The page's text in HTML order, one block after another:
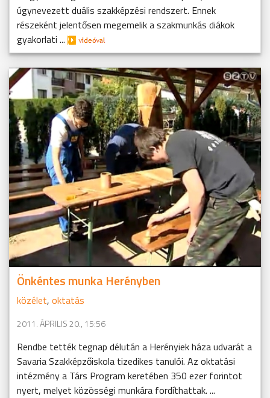
úgynevezett duális szakképzési rendszert. Ennek
részeként jelentősen megemelik a szakmunkás diákok
gyakorlati ...
Önkéntes munka Herényben
közélet, oktatás
2011. ÁPRILIS 20., 15:56
Rendbe tették tegnap délután a Herényiek háza udvarát a
Savaria Szakképzőiskola tizedikes tanulói. Az oktatási
intézmény a Társ Program keretében 350 ezer forintot
nyert, melyet közösségi munkára fordíthattak. ...